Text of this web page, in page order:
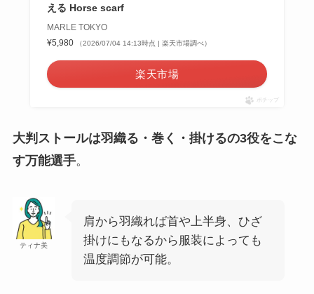
える Horse scarf
MARLE TOKYO
¥5,980
（2026/07/04 14:13時点 | 楽天市場調べ）
楽天市場
ポチップ
大判ストールは羽織る・巻く・掛けるの3役をこな
す万能選手。
ティナ美
肩から羽織れば首や上半身、ひざ
掛けにもなるから服装によっても
温度調節が可能。